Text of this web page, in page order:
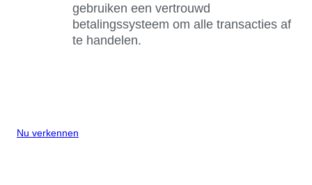
gebruiken een vertrouwd
betalingssysteem om alle transacties af
te handelen.
Nu verkennen